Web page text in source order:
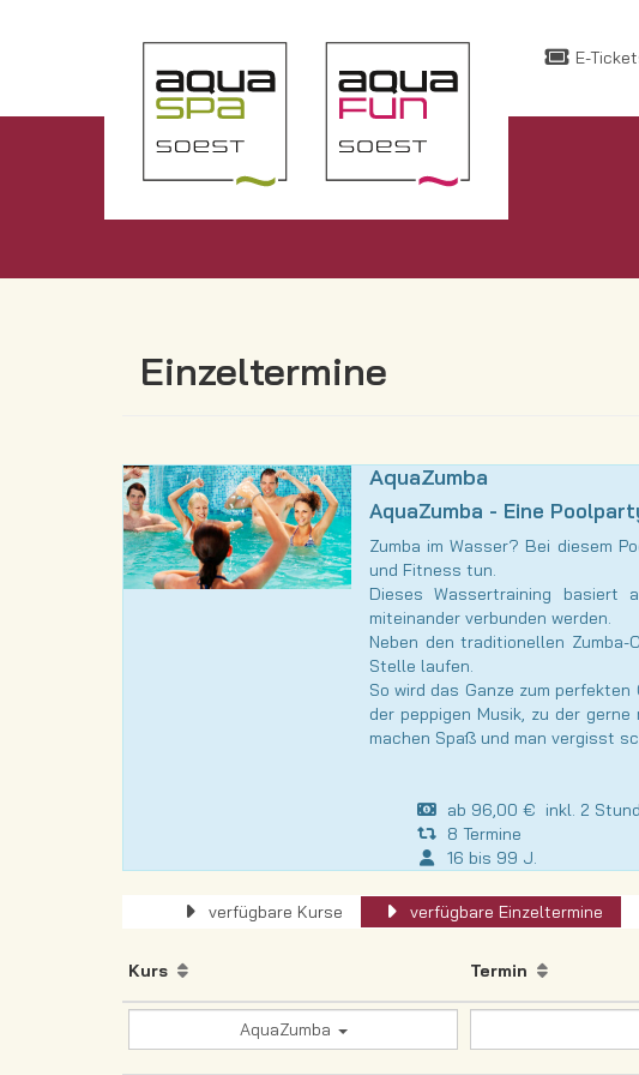
E-
Einzeltermine
AquaZumba
AquaZumba - Eine
Zumba im Wasser? Bei diesem
und Fitness tun.
Dieses Wassertraining basiert
miteinander verbunden werden.
Neben den traditionellen
Stelle laufen.
So wird das Ganze zum
der peppigen Musik, zu der
machen Spaß und man vergisst
ab 96,00 € inkl. 2
8 Termine
16 bis 99 J.
verfügbare Kurse verfügbare Einzeltermine
Kurs Termin
AquaZumba